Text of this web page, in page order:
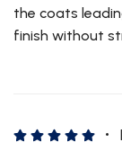
the coats
finish without